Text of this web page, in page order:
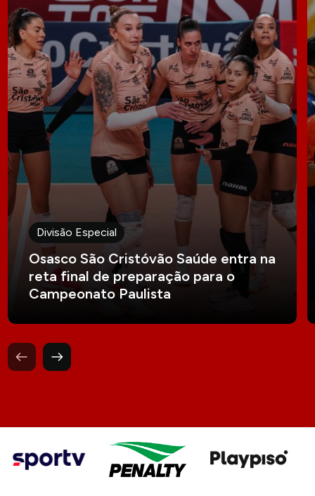
Divisão Especial
Osasco São Cristóvão Saúde entra na
reta final de preparação para o
Campeonato Paulista